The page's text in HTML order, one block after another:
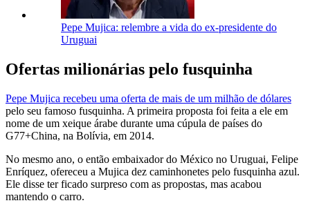
Pepe Mujica: relembre a vida do ex-presidente do
Uruguai
Ofertas milionárias pelo fusquinha
Pepe Mujica recebeu uma oferta de mais de um milhão de dólares
pelo seu famoso fusquinha. A primeira proposta foi feita a ele em
nome de um xeique árabe durante uma cúpula de países do
G77+China, na Bolívia, em 2014.
No mesmo ano, o então embaixador do México no Uruguai, Felipe
Enríquez, ofereceu a Mujica dez caminhonetes pelo fusquinha azul.
Ele disse ter ficado surpreso com as propostas, mas acabou
mantendo o carro.